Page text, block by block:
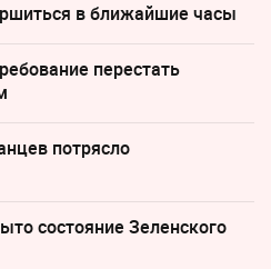
в ближайшие часы
перестать
потрясло
состояние Зеленского